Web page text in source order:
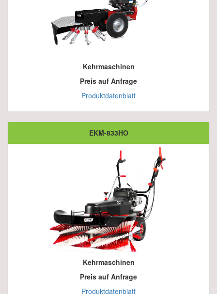
Kehrmaschinen
Preis auf Anfrage
Produktdatenblatt
EKM-833HO
Kehrmaschinen
Preis auf Anfrage
Produktdatenblatt